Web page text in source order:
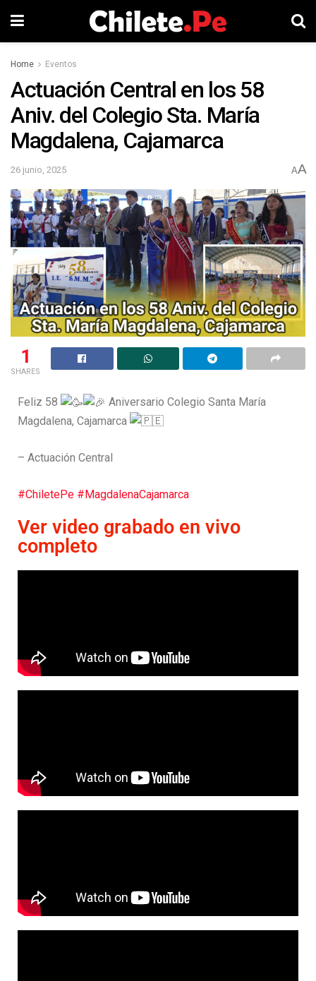
Home Eventos
Actuación Central en los 58
Aniv. del Colegio Sta. María
Magdalena, Cajamarca
26 junio, 2025 AA
1
SHARES
Feliz 58
Aniversario Colegio Santa María
Magdalena, Cajamarca
– Actuación Central
#ChiletePe #MagdalenaCajamarca
Ver video grabado en vivo
completo